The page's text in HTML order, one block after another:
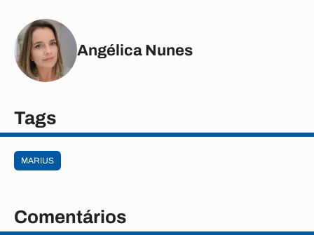
Angélica Nunes
Tags
MARIUS
Comentários